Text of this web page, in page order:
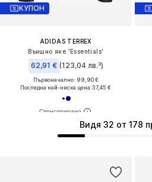
КУПОН
ADIDAS TERREX
Външно яке 'Essentials'
62,91 € (123,04 лв.³)
Първоначално: 99,90 €
Последна най-ниска цена:37,45 €
Видя 32 от 178